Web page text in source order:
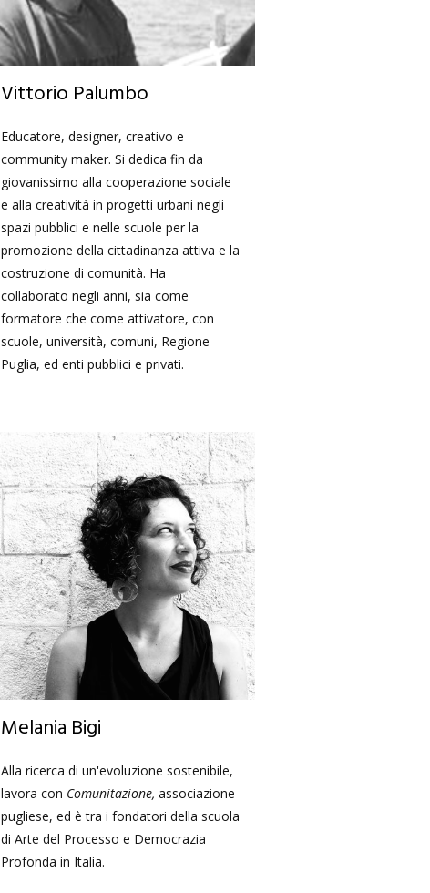
Vittorio Palumbo
Educatore, designer, creativo e
community maker. Si dedica fin da
giovanissimo alla cooperazione sociale
e alla creatività in progetti urbani negli
spazi pubblici e nelle scuole per la
promozione della cittadinanza attiva e la
costruzione di comunità. Ha
collaborato negli anni, sia come
formatore che come attivatore, con
scuole, università, comuni, Regione
Puglia, ed enti pubblici e privati.
Melania Bigi
Alla ricerca di un'evoluzione sostenibile,
lavora con Comunitazione, associazione
pugliese, ed è tra i fondatori della scuola
di Arte del Processo e Democrazia
Profonda in Italia.